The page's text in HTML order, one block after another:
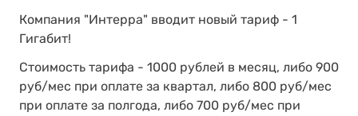
Компания "Интерра" вводит новый тариф - 1
Гигабит!
Стоимость тарифа - 1000 рублей в месяц, либо 900
руб/мес при оплате за квартал, либо 800 руб/мес
при оплате за полгода, либо 700 руб/мес при